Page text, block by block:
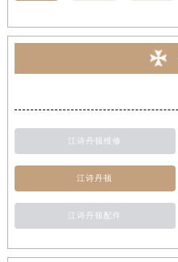
江诗丹顿维修
江诗丹顿
江诗丹顿配件